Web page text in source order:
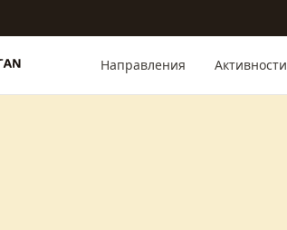
Направления Активности